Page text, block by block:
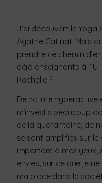
J’ai découvert le Yoga
Agathe Catinat. Mais
prendre ce chemin
déjà enseignante à
Rochelle ?
De nature hyperactive
m’investis beaucoup
de la quarantaine, de
se sont amplifiés sur le
important à mes yeux,
envies, sur ce que je
ma place dans la